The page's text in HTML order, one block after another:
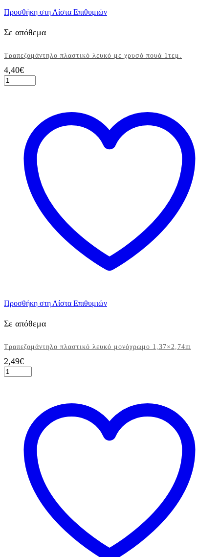
Προσθήκη στη Λίστα Επιθυμιών
Σε απόθεμα
Τραπεζομάντηλο πλαστικό λευκό με χρυσό πουά 1τεμ.
4,40€
Τραπεζομάντηλο
πλαστικό
ποσότητα
Προσθήκη στη Λίστα Επιθυμιών
Σε απόθεμα
Τραπεζομάντηλο πλαστικό λευκό μονόχρωμο 1,37×2,74m
2,49€
Τραπεζομάντηλο
πλαστικό